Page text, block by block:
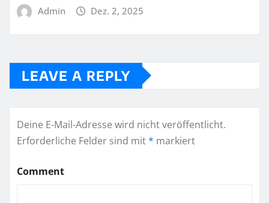
Admin Dez. 2, 2025
LEAVE A REPLY
Deine E-Mail-Adresse wird nicht veröffentlicht.
Erforderliche Felder sind mit* markiert
Comment